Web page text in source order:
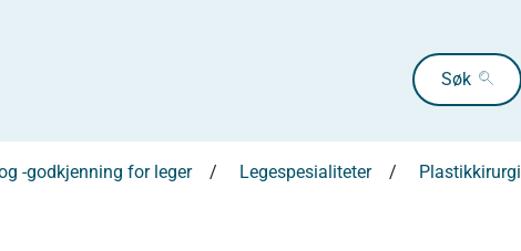
Søk
-godkjenning for leger Legespesialiteter
Plastikkirurgi